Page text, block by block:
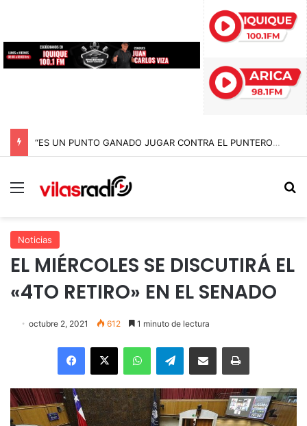
“ES UN PUNTO GANADO JUGAR CONTRA EL PUNTERO” HERNÁN PEÑA TRAS EL EMPATE CON COBRELOA
Menú
Noticias
EL MIÉRCOLES SE DISCUTIRÁ EL
«4TO RETIRO» EN EL SENADO
octubre 2, 2021 612 1 minuto de lectura
Facebook
X WhatsAppTelegramEnviar vía email Imprimir